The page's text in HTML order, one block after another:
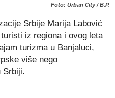
Foto: Urban City / B.P.
Srbije Marija Labović
iz regiona i ovog leta
turizma u Banjaluci,
više nego
Srbiji.